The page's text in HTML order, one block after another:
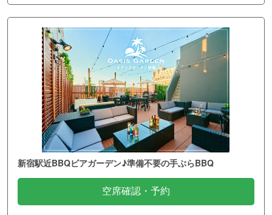
新宿駅近BBQビアガーデン♪準備不要の手ぶらBBQ
空席確認・予約